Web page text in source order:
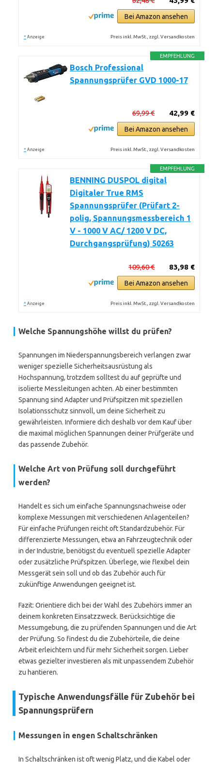
Bei Amazon ansehen
* Anzeige Preis inkl. MwSt., zzgl. Versandkosten
EMPFEHLUNG
Bosch Professional
Spannungsprüfer GVD 1000-17
42,99 €
69,99 €
Bei Amazon ansehen
* Anzeige Preis inkl. MwSt., zzgl. Versandkosten
EMPFEHLUNG
BENNING DUSPOL digital
Digitaler True RMS
Spannungsprüfer (Prüfart 2-
polig, Spannungsmessbereich 1
V - 1000 V AC/ 1200 V DC,
Durchgangsprüfung) 50263
83,98 €
109,60 €
Bei Amazon ansehen
* Anzeige Preis inkl. MwSt., zzgl. Versandkosten
Welche Spannungshöhe willst du prüfen?
Spannungen im Niederspannungsbereich verlangen zwar
weniger spezielle Sicherheitsausrüstung als
Hochspannung, trotzdem solltest du auf geprüfte und
isolierte Messleitungen achten. Ab einer bestimmten
Spannung sind Adapter und Prüfspitzen mit speziellen
Isolationsschutz sinnvoll, um deine Sicherheit zu
gewährleisten. Informiere dich deshalb vor dem Kauf über
die maximal möglichen Spannungen deiner Prüfgeräte und
das passende Zubehör.
Welche Art von Prüfung soll durchgeführt
werden?
Handelt es sich um einfache Spannungsnachweise oder
komplexe Messungen mit verschiedenen Anlagenteilen?
Für einfache Prüfungen reicht oft Standardzubehör. Für
differenzierte Messungen, etwa an Fahrzeugtechnik oder
in der Industrie, benötigst du eventuell spezielle Adapter
oder zusätzliche Prüfspitzen. Überlege, wie flexibel dein
Messgerät sein soll und ob das Zubehör auch für
zukünftige Anwendungen geeignet ist.
Fazit: Orientiere dich bei der Wahl des Zubehörs immer an
deinem konkreten Einsatzzweck. Berücksichtige die
Messumgebung, die zu prüfenden Spannungen und die Art
der Prüfung. So findest du die Zubehörteile, die deine
Arbeit erleichtern und für mehr Sicherheit sorgen. Lieber
etwas gezielter investieren als mit unpassendem Zubehör
zu hantieren.
Typische Anwendungsfälle für Zubehör bei
Spannungsprüfern
Messungen in engen Schaltschränken
In Schaltschränken ist oft wenig Platz, und die Kabel oder